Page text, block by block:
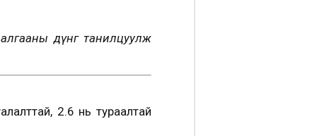
дүнг танилцуулж
2.6 нь тураалтай